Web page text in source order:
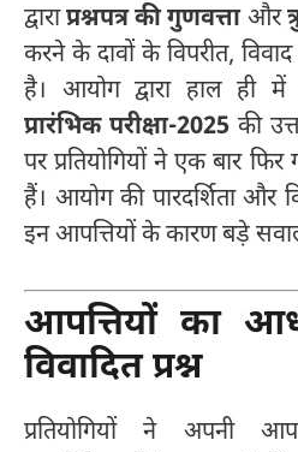
द्वाराप्रश्नपत्र की गुणवत्ताऔर
करने के दावों के विपरीत,
है। आयोग द्वारा हाल ही
प्रारंभिक परीक्षा-2025 की
पर प्रतियोगियों ने एक बार
हैं। आयोग की पारदर्शिता और
इन आपत्तियों के कारण बड़े
आपत्तियों का
विवादित प्रश्न
प्रतियोगियों ने अपनी